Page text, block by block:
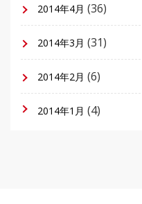
2014年4月 (36)
2014年3月 (31)
2014年2月 (6)
2014年1月 (4)